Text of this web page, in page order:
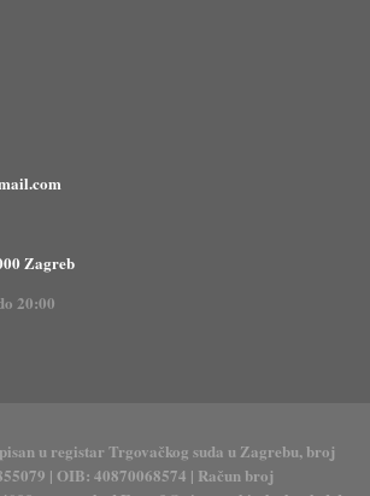
Zagreb
20:00
u registar Trgovačkog suda u Zagrebu, broj
| OIB: 40870068574 | Račun broj